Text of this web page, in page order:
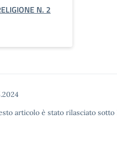
N. 2
articolo è stato rilasciato